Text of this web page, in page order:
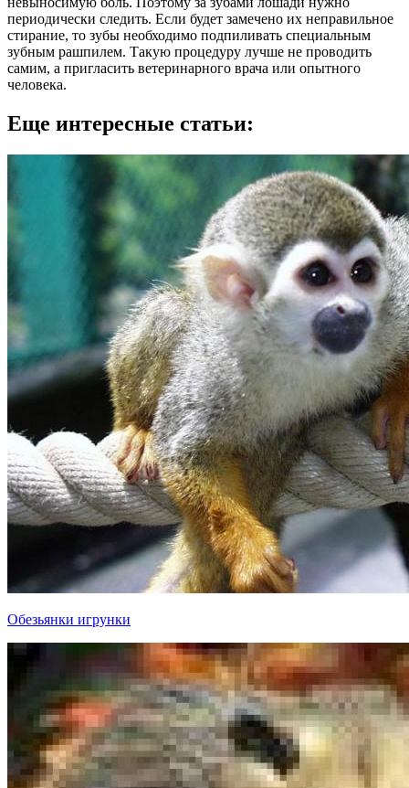
периодически следить. Если будет замечено их неправильное
стирание, то зубы необходимо подпиливать специальным
зубным рашпилем. Такую процедуру лучше не проводить
самим, а пригласить ветеринарного врача или опытного
человека.
Еще интересные статьи:
Обезьянки игрунки